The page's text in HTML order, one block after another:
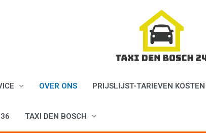
OVER ONS PRIJSLIJST-TARIEVEN KOSTEN
TAXI DEN BOSCH